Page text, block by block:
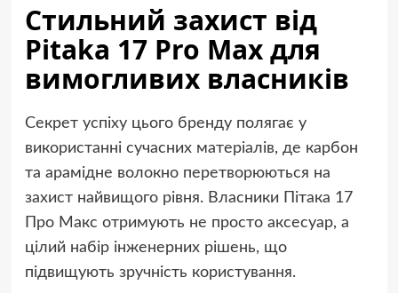
Стильний захист від
Pitaka 17 Pro Max для
вимогливих власників
Секрет успіху цього бренду полягає у
використанні сучасних матеріалів, де карбон
та арамідне волокно перетворюються на
захист найвищого рівня. Власники Пітака 17
Про Макс отримують не просто аксесуар, а
цілий набір інженерних рішень, що
підвищують зручність користування.